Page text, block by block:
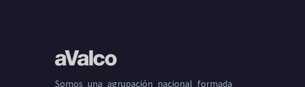
Somos una agrupación nacional formada